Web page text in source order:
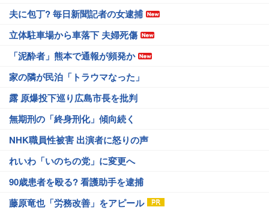
夫に包丁? 毎日新聞記者の女逮捕
立体駐車場から車落下 夫婦死傷
「泥酔者」熊本で通報が頻発か
家の隣が民泊「トラウマなった」
露 原爆投下巡り広島市長を批判
無期刑の「終身刑化」傾向続く
NHK職員性被害 出演者に怒りの声
れいわ「いのちの党」に変更へ
90歳患者を殴る? 看護助手を逮捕
藤原竜也「労務改善」をアピール